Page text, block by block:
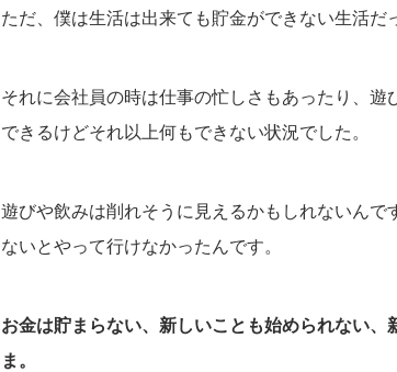
ただ、僕は生活は出来ても貯金ができない生活だ
それに会社員の時は仕事の忙しさもあったり、
できるけどそれ以上何もできない状況でした。
遊びや飲みは削れそうに見えるかもしれないん
ないとやって行けなかったんです。
お金は貯まらない、新しいことも始められない
ま。